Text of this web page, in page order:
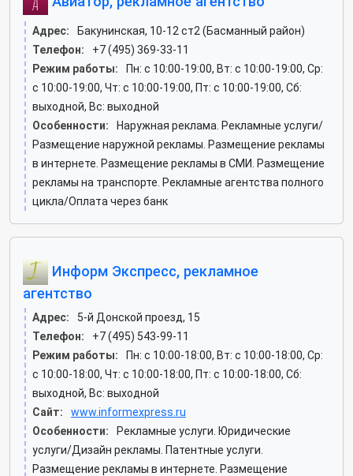
Адрес:
Бакунинская, 10-12 ст2 (Басманный район)
Телефон:
+7 (495) 369-33-11
Режим работы:
Пн: c 10:00-19:00, Вт: c 10:00-19:00, Ср:
c 10:00-19:00, Чт: c 10:00-19:00, Пт: c 10:00-19:00, Сб:
выходной, Вс: выходной
Особенности:
Наружная реклама. Рекламные услуги/
Размещение наружной рекламы. Размещение рекламы
в интернете. Размещение рекламы в СМИ. Размещение
рекламы на транспорте. Рекламные агентства полного
цикла/Оплата через банк
Информ Экспресс, рекламное
агентство
Адрес:
5-й Донской проезд, 15
Телефон:
+7 (495) 543-99-11
Режим работы:
Пн: c 10:00-18:00, Вт: c 10:00-18:00, Ср:
c 10:00-18:00, Чт: c 10:00-18:00, Пт: c 10:00-18:00, Сб:
выходной, Вс: выходной
Сайт:
www.informexpress.ru
Особенности:
Рекламные услуги. Юридические
услуги/Дизайн рекламы. Патентные услуги.
Размещение рекламы в интернете. Размещение